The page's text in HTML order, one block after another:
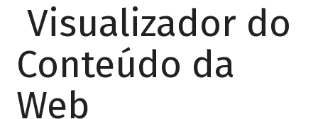
Visualizador do
Conteúdo da
Web